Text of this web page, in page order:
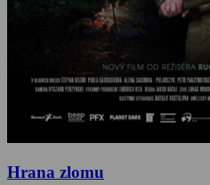
Hrana zlomu